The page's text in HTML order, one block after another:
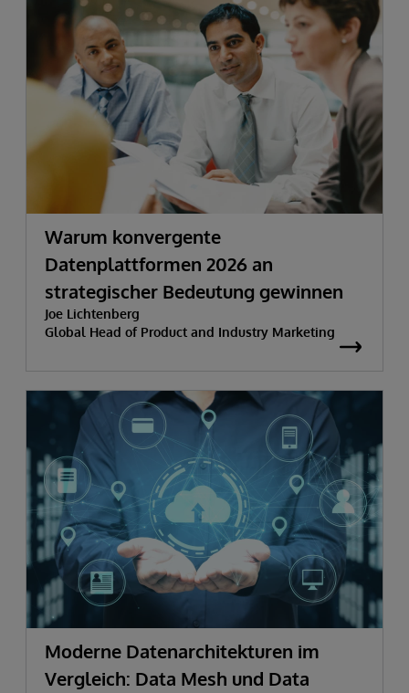
Warum konvergente
Datenplattformen 2026 an
strategischer Bedeutung gewinnen
Joe Lichtenberg
Global Head of Product and Industry Marketing
Moderne Datenarchitekturen im
Vergleich: Data Mesh und Data